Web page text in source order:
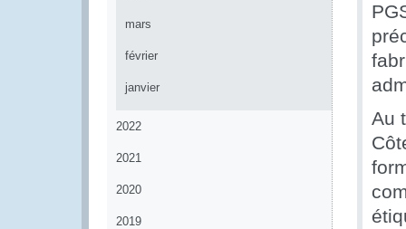
mars
février
janvier
2022
2021
2020
2019
Au